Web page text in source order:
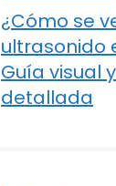
¿Cómo se
ultrasonido
Guía visual
detallada